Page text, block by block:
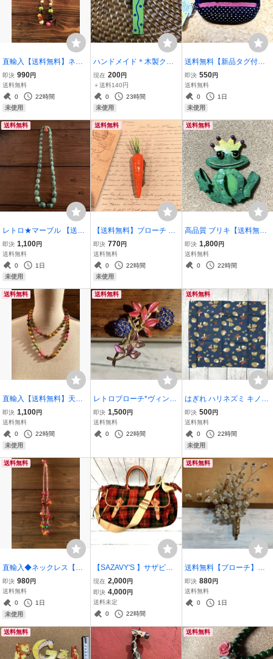
直輸入【送料無料】ネッ
クレス バリ島直輸入 天然
素材 木 エスニックネック
レス〈新品未使用〉ハン
ドメイド カラフル ウッド
即決 990円
送料無料
0
22時間
未使用
ハンドメイド＊木製クリ
ップ＊ナチュラル＊天然
素材＊N ST_F1
現在 200円
＋送料140円
0
23時間
未使用
送料無料【新品タグ付】
ねこ ポーチ 中綿入りネコ
黒 ブラック ドット柄ポ
ーチ 小銭入れ 多目的 化粧
ポーチ 定価770円 ST_D5
即決 550円
送料無料
0
1日
未使用
送料無料
レトロ★マーブル 【送料
無料】ネックレス マーブ
ル模様 グリーン 22cm ア
クリル ビーズ〈used〉ヴ
ィンテージ 古着 古着コ
即決 1,100円
送料無料
0
1日
未使用
送料無料
【送料無料】ブローチ に
んじん ハンドメイド 軽量
バッチ 7cm カバンやポー
チにも アクセサリー 野菜
CR_J1
即決 770円
送料無料
0
22時間
未使用
送料無料
高品質 ブリキ【送料無
料】 カエル handmade 職
人 雑貨 8cm 一点物 マグ
ネット アジアン雑貨◆V3
即決 1,800円
送料無料
0
22時間
送料無料
直輸入【送料無料】天然
素材 バリ島直輸入 天然素
材 木製ビーズ ロング ネッ
クレス エスニック〈新品
〉ハンドメイド 送料無料
即決 1,100円
送料無料
0
22時間
未使用
送料無料
レトロブローチ*ヴィンテ
ージ*お花*送料無料*ピン
ク 青 紫 ヴィンテージアク
セサリー ブローチ ST_
即決 1,500円
送料無料
0
22時間
送料無料
はぎれ ハリネズミ キノコ
約30cm×33cm 綿麻 コッ
トンリネン 青 布 布地 ハ
ンドメイド 手芸〈送料無
料〉
即決 500円
送料無料
0
22時間
未使用
送料無料
直輸入◆ネックレス【送
料無料】バリ島直輸入 天
然素材 木 エスニックネッ
クレス〈未使用〉ハンド
メイド カラフル ピンク 海
即決 980円
送料無料
0
1日
未使用
【SAZAVY'S 】サザビー
チェック柄ボア 2wayショ
ルダーバッグ ハンドバッ
グ 本革 レザー使用〈use
d〉ST_C1⑥
現在 2,000円
即決 4,000円
送料未定
0
22時間
送料無料
送料無料【ブローチ】美
品＊アクセサリーハンド
メイド 花 ブローチ* フェ
イクパール 枝垂れ桜 カス
即決 880円
送料無料
0
1日
送料無料 送料無料